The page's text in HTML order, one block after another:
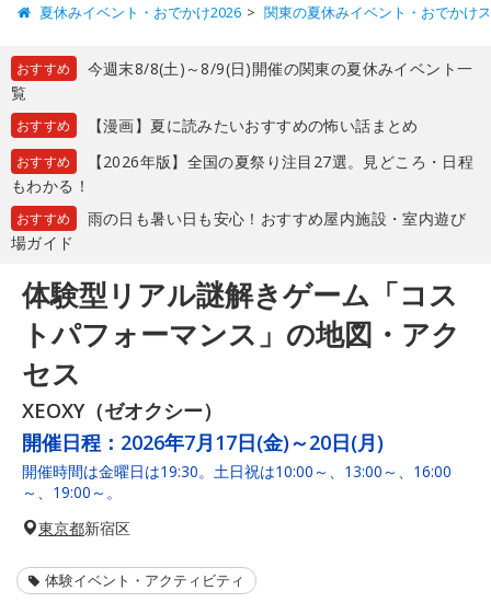
夏休みイベント・おでかけ2026 関東の夏休みイベント・おでかけ
おすすめ
今週末8/8(土)～8/9(日)開催の関東の夏休みイベント一
覧
おすすめ 【漫画】夏に読みたいおすすめの怖い話まとめ
おすすめ
【2026年版】全国の夏祭り注目27選。見どころ・日程
もわかる！
おすすめ
雨の日も暑い日も安心！おすすめ屋内施設・室内遊び
場ガイド
体験型リアル謎解きゲーム「コス
トパフォーマンス」の地図・アク
セス
XEOXY（ゼオクシー）
開催日程： 2026年7月17日(金)～20日(月)
開催時間は金曜日は19:30。土日祝は10:00～、13:00～、16:00
～、19:00～。
東京都新宿区
体験イベント・アクティビティ